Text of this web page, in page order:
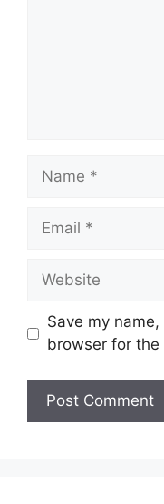
Name
Email
Website
Save my
browser for the